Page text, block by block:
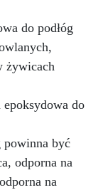
płyt
efektu
nawet
w
przez
mieszania i
odporna na
wzbogaca
i klasę.
do podłóg
żywicach
do
powinna być
odporna na
na